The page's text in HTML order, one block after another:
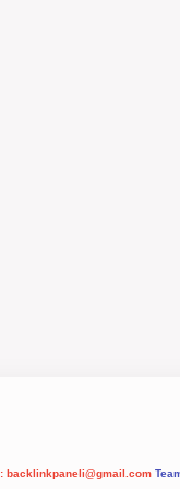
backlinkpaneli@gmail.com